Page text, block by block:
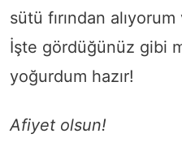
sütü fırından
İşte gördüğünüz gibi
yoğurdum hazır!
Afiyet olsun!